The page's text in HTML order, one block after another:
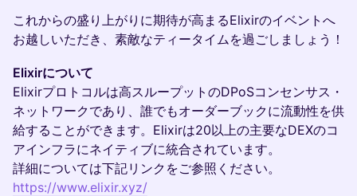
これからの盛り上がりに期待が高まるElixirのイベントへ
お越しいただき、素敵なティータイムを過ごしましょう！
Elixirについて
Elixirプロトコルは高スループットのDPoSコンセンサス・
ネットワークであり、誰でもオーダーブックに流動性を供
給することができます。Elixirは20以上の主要なDEXのコ
アインフラにネイティブに統合されています。
詳細については下記リンクをご参照ください。
https://www.elixir.xyz/